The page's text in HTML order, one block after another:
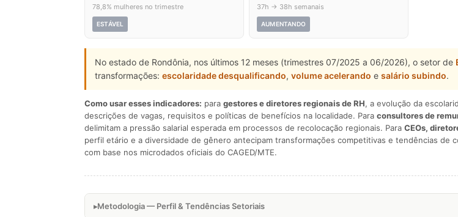
78,8% mulheres no trimestre
ESTÁVEL
37h → 38h semanais
AUMENTANDO
No estado de Rondônia, nos últimos 12 meses (trimestres 07/2025 a 06/2026), o setor de
transformações: escolaridade desqualificando, volume acelerando e salário subindo.
Como usar esses indicadores: para gestores e diretores regionais de RH, a evolução da
descrições de vagas, requisitos e políticas de benefícios na localidade. Para consultores de
delimitam a pressão salarial esperada em processos de recolocação regionais. Para CEOs,
perfil etário e a diversidade de gênero antecipam transformações competitivas e tendências de
com base nos microdados oficiais do CAGED/MTE.
Metodologia — Perfil & Tendências Setoriais